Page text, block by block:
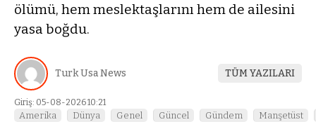
ölümü, hem meslektaşlarını hem de ailesini
yasa boğdu.
Turk Usa News TÜM YAZILARI
Giriş: 05-08-2026 10:21
Amerika Dünya Genel Güncel Gündem
Manşetüst